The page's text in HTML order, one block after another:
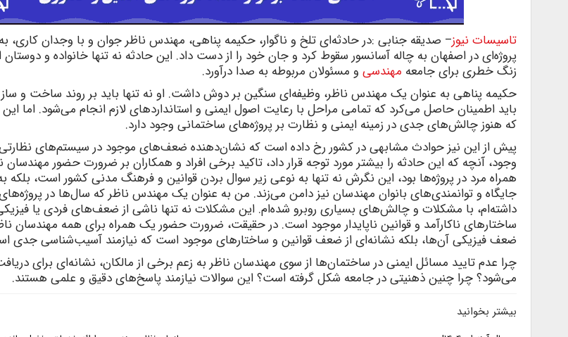
تاسیسات نیوز– صدیقه جنابی :در حادثه‌ای تلخ و ناگوار، حکیمه پناهی، مهندس ناظر جوان و با وجدان کاری، به
پروژه‌ای در اصفهان به چاله آسانسور سقوط کرد و جان خود را از دست داد. این حادثه نه تنها خانواده و دوستان
زنگ خطری برای جامعه مهندسی و مسئولان مربوطه به صدا درآورد.
حکیمه پناهی به عنوان یک مهندس ناظر، وظیفه‌ای سنگین بر دوش داشت. او نه تنها باید بر روند ساخت و
باید اطمینان حاصل می‌کرد که تمامی مراحل با رعایت اصول ایمنی و استانداردهای لازم انجام می‌شود. اما
که هنوز چالش‌های جدی در زمینه ایمنی و نظارت بر پروژه‌های ساختمانی وجود دارد.
پیش از این نیز حوادث مشابهی در کشور رخ داده است که نشان‌دهنده ضعف‌های موجود در سیستم‌های
وجود، آنچه که این حادثه را بیشتر مورد توجه قرار داد، تاکید برخی افراد و همکاران بر ضرورت حضور
همراه مرد در پروژه‌ها بود، این نگرش نه تنها به نوعی زیر سوال بردن قوانین و فرهنگ مدنی کشور است،
جایگاه و توانمندی‌های بانوان مهندسان نیز دامن می‌زند. من به عنوان یک مهندس ناظر که سال‌ها در
داشته‌ام، با مشکلات و چالش‌های بسیاری روبرو شده‌ام. این مشکلات نه تنها ناشی از ضعف‌های فردی یا
ساختارهای ناکارآمد و قوانین ناپایدار موجود است. در حقیقت، ضرورت حضور یک همراه برای همه مهندسان
ضعف فیزیکی آن‌ها، بلکه نشانه‌ای از ضعف قوانین و ساختارهای موجود است که نیازمند آسیب‌شناسی جدی
چرا عدم تایید مسائل ایمنی در ساختمان‌ها از سوی مهندسان ناظر به زعم برخی از مالکان، نشانه‌ای برای
می‌شود؟ چرا چنین ذهنیتی در جامعه شکل گرفته است؟ این سوالات نیازمند پاسخ‌های دقیق و علمی هستند.
بیشتر بخوانید